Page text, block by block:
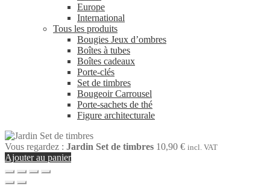
Europe
International
Tous les produits
Bougies Jeux d’ombres
Boîtes à tubes
Boîtes cadeaux
Porte-clés
Set de timbres
Bougeoir Carrousel
Porte-sachets de thé
Figure architecturale
Vous regardez : Jardin Set de timbres 10,90 € incl. VAT
Ajouter au panier